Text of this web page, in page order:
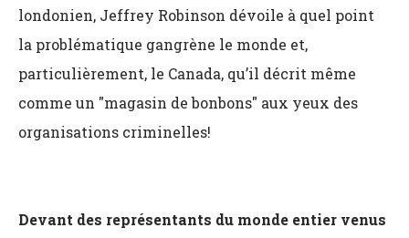
londonien, Jeffrey Robinson dévoile à quel point
la problématique gangrène le monde et,
particulièrement, le Canada, qu’il décrit même
comme un "magasin de bonbons" aux yeux des
organisations criminelles!
Devant des représentants du monde entier venus